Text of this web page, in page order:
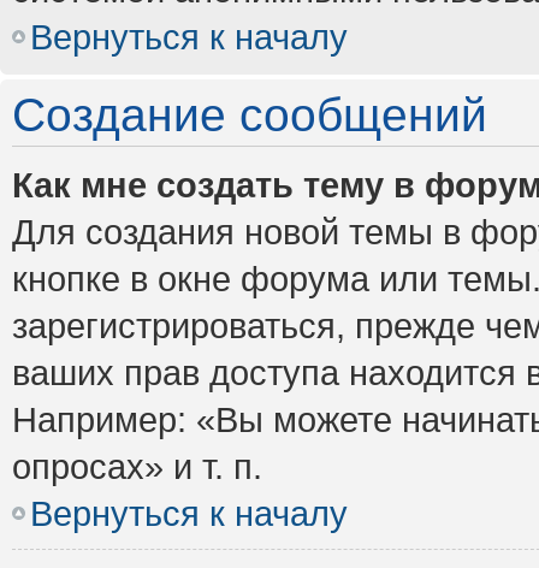
Вернуться к началу
Создание сообщений
Как мне создать тему в
Для создания новой темы в
кнопке в окне форума или
зарегистрироваться, прежде
ваших прав доступа
Например: «Вы можете
опросах» и т. п.
Вернуться к началу